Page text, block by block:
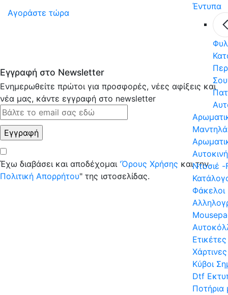
Έντυπα
Ντοσιέ -
Φάκελοι
Ετικέτες
Κύβοι
Dtf
Αγοράστε τώρα
Εγγραφή στο Newsletter
Ενημερωθείτε πρώτοι για προσφορές, νέες αφίξεις και
νέα μας, κάντε εγγραφή στο newsletter
Έχω διαβάσει και αποδέχομαι 'Όρους Χρήσης και την
Πολιτική Απορρήτου" της ιστοσελίδας.